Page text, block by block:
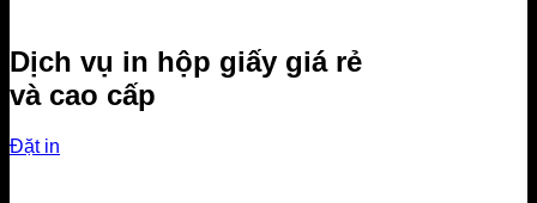
Dịch vụ in hộp giấy giá rẻ
và cao cấp
Đặt in